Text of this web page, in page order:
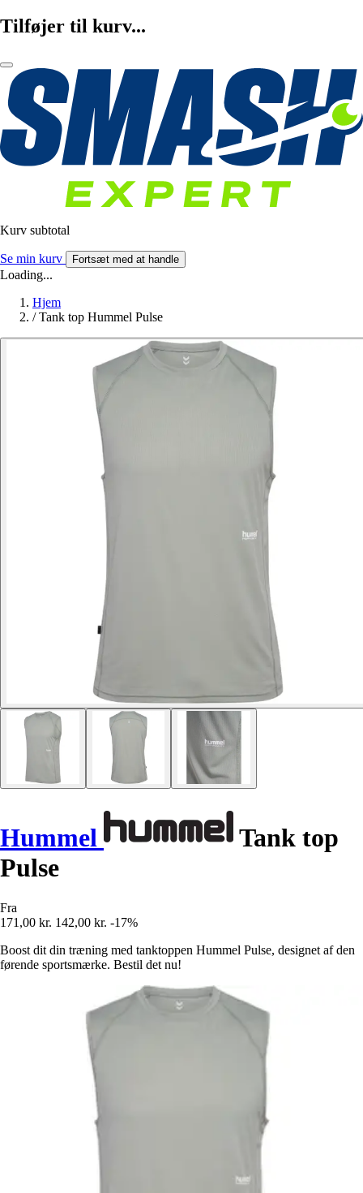
Tilføjer til kurv...
Kurv subtotal
Se min kurv Fortsæt med at handle
Loading...
Hjem
/ Tank top Hummel Pulse
Hummel
Tank top
Pulse
Fra
171,00 kr. 142,00 kr. -17%
Boost dit din træning med tanktoppen Hummel Pulse, designet af den
førende sportsmærke. Bestil det nu!